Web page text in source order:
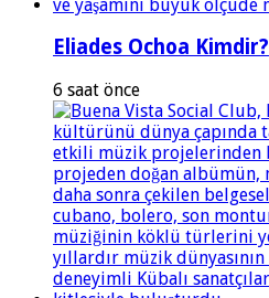
Eliades Ochoa Kimdir?
6 saat önce